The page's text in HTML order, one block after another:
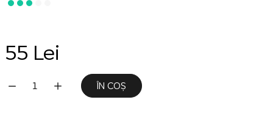
55 Lei
ÎN COȘ